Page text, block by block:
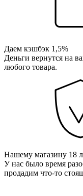
Даем кэшбэк 1,5%
Деньги вернутся на
любого товара.
Нашему магазину 18
У нас было время
продадим что-то